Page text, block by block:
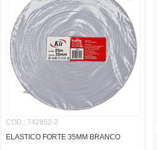
COD.: 742852-2
ELASTICO FORTE 35MM BRANCO